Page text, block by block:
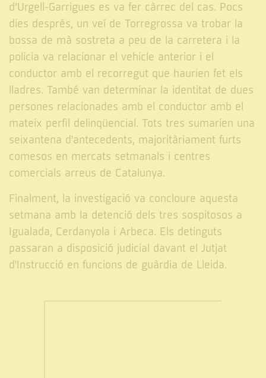
d’Urgell-Garrigues es va fer càrrec del cas. Pocs
dies després, un veí de Torregrossa va trobar la
bossa de mà sostreta a peu de la carretera i la
policia va relacionar el vehicle anterior i el
conductor amb el recorregut que haurien fet els
lladres. També van determinar la identitat de dues
persones relacionades amb el conductor amb el
mateix perfil delinqüencial. Tots tres sumarien una
seixantena d'antecedents, majoritàriament furts
comesos en mercats setmanals i centres
comercials arreus de Catalunya.
Finalment, la investigació va concloure aquesta
setmana amb la detenció dels tres sospitosos a
Igualada, Cerdanyola i Arbeca. Els detinguts
passaran a disposició judicial davant el Jutjat
d'Instrucció en funcions de guàrdia de Lleida.